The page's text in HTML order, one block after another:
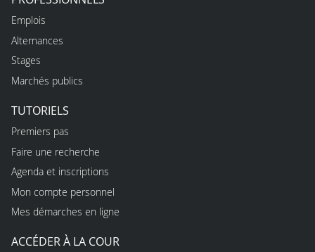
Emplois
Alternances
Stages
Marchés publics
TUTORIELS
Premiers pas
Faire une recherche
Agenda et inscriptions
Mon compte personnel
Mes démarches en ligne
ACCÉDER À LA COUR